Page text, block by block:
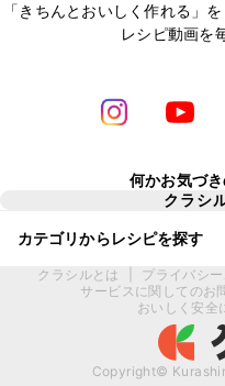
「きちんとおいしく作れる」
レシピ動画を
何かお気づ
クラシ
カテゴリからレシピを探す
クラシルとは プライバシ
サービスに関してのお
おいしく安全
Copyright©